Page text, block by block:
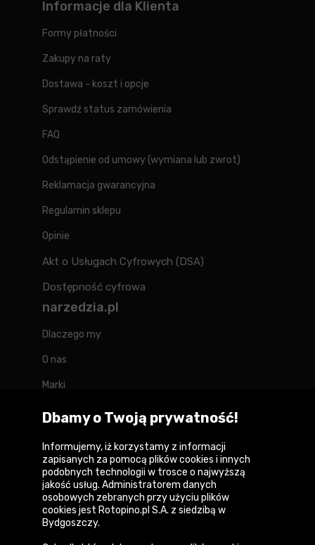
Informacje dla Klienta
Formy płatności
Zakupy na raty
Dostawa - koszt i opcje
Sprawdź status zamówienia
FAQ
Odstąpienie od umowy (wymiana lub zwrot)
Reklamacja gwarancyjna
Regulamin sklepu
Opinie
Akt o Usługach Cyfrowych (DSA)
Dostępność cyfrowa
narzedzia.pl
Dlaczego my
O nas
Marki
Kontakt
Forum
Copyright © 2026
Dbamy o Twoją prywatność!
Informujemy, iż korzystamy z informacji
zapisanych za pomocą plików cookies i innych
podobnych technologii w trosce o najwyższą
jakość usług. Administratorem danych
osobowych zebranych przy użyciu plików
cookies jest Rotopino.pl S.A. z siedzibą w
Bydgoszczy.